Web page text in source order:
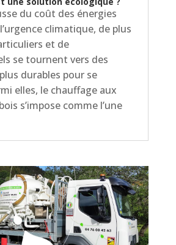
du coût des énergies
climatique, de plus
et de
se tournent vers des
durables pour se
elles, le chauffage aux
s’impose comme l’une